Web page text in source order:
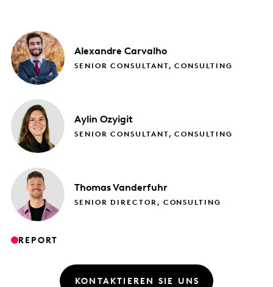
Alexandre Carvalho
SENIOR CONSULTANT, CONSULTING
Aylin Ozyigit
SENIOR CONSULTANT, CONSULTING
ThomasVanderfuhr
SENIOR DIRECTOR, CONSULTING
REPORT
KONTAKTIEREN SIE UNS